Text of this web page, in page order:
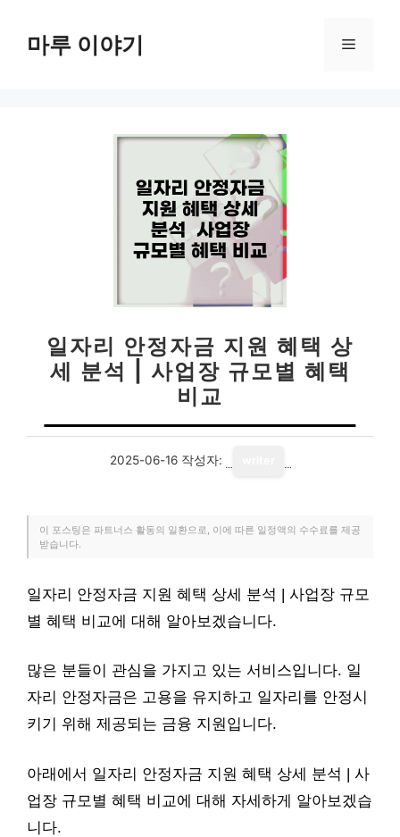
마루 이야기 메
일자리 안정자금 지원 혜택 상
세 분석 | 사업장 규모별 혜택
비교
2025-06-16 작성자:
이 포스팅은 파트너스 활동의 일환으로, 이에 따른 일정액의 수수료를 제공
받습니다.
일자리 안정자금 지원 혜택 상세 분석 | 사업장 규모
별 혜택 비교에 대해 알아보겠습니다.
많은 분들이 관심을 가지고 있는 서비스입니다. 일
자리 안정자금은 고용을 유지하고 일자리를 안정시
키기 위해 제공되는 금융 지원입니다.
아래에서 일자리 안정자금 지원 혜택 상세 분석 | 사
업장 규모별 혜택 비교에 대해 자세하게 알아보겠습
니다.